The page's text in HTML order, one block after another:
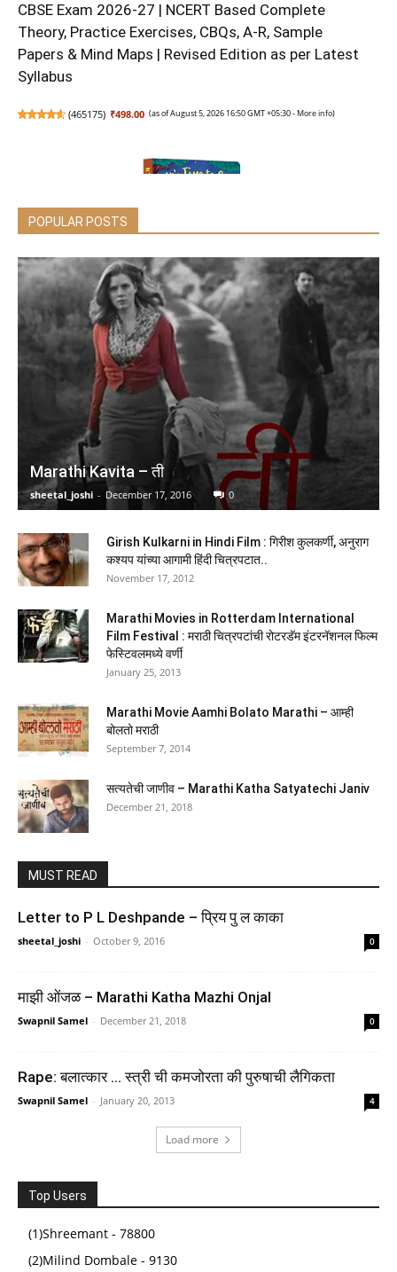
CBSE Exam 2026-27 | NCERT Based Complete
Theory, Practice Exercises, CBQs, A-R, Sample
Papers & Mind Maps | Revised Edition as per Latest
Syllabus
(465175) ₹498.00 (as of August 5, 2026 16:50 GMT +05:30 -More info)
It’s Time to Say Goodnight
4452118) ₹199.00 (as of August 5, 2026 16:50 GMT +05:30 - More info)
Indian Polity Courseware (English), 8e by M
Laxmikanth for UPSC 2026 | 40+ Conceptual Videos
| Colour eBook | Solved 13 Years Prelims PYQs
(2013-25) | 12 Years Main Exam Questions |
Practice Questions
4651447) ₹817.00 (as of August 5, 2026 16:50 GMT +05:30 -
NCERT CLASS 8 Exploring Society – India and
Beyond Textbook of Social Science for Grade Part 2
882 2026-27 Edition By Studyupindia
(4359 ) ₹65.00 (as of August 5, 2026 16:50 GMT +05:30 -
PARMAR SSC Fatman | GK/GS Theory Book | English
and CHSL (Tier 1 & 2) | CPO | MTS | Steno | Selection
... One Day Competitive Examination | Parmar Sir
POPULAR POSTS
Marathi Kavita – ती
sheetal_joshi - December 17, 2016 0
Girish Kulkarni in Hindi Film : गिरीश कुलकर्णी, अनुराग
कश्यप यांच्या आगामी हिंदी चित्रपटात..
November 17, 2012
Marathi Movies in Rotterdam International
Film Festival : मराठी चित्रपटांची रोटरडॅम इंटरनॅशनल फिल्म
फेस्टिवलमध्ये वर्णी
January 25, 2013
Marathi Movie Aamhi Bolato Marathi – आम्ही
बोलतो मराठी
September 7, 2014
सत्यतेची जाणीव – Marathi Katha Satyatechi Janiv
December 21, 2018
MUST READ
Letter to P L Deshpande – प्रिय पु ल काका
sheetal_joshi - October 9, 2016 0
माझी ओंजळ – Marathi Katha Mazhi Onjal
Swapnil Samel - December 21, 2018 0
Rape: बलात्कार … स्त्री ची कमजोरता की पुरुषाची लैगिकता
Swapnil Samel - January 20, 2013 4
Load more
Top Users
(1)Shreemant - 78800
(2)Milind Dombale - 9130